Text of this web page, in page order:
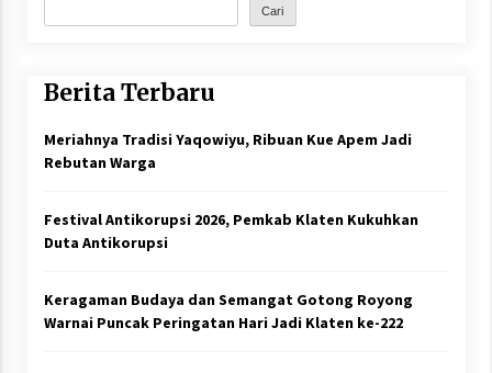
Cari
Berita Terbaru
Meriahnya Tradisi Yaqowiyu, Ribuan Kue Apem Jadi
Rebutan Warga
Festival Antikorupsi 2026, Pemkab Klaten Kukuhkan
Duta Antikorupsi
Keragaman Budaya dan Semangat Gotong Royong
Warnai Puncak Peringatan Hari Jadi Klaten ke-222